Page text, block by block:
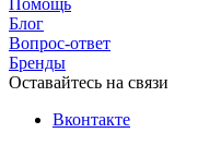
Блог
Вопрос-ответ
Бренды
Оставайтесь на связи
Вконтакте